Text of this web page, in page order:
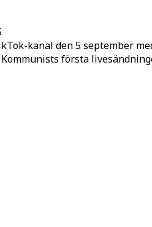
kanal den 5 september
första